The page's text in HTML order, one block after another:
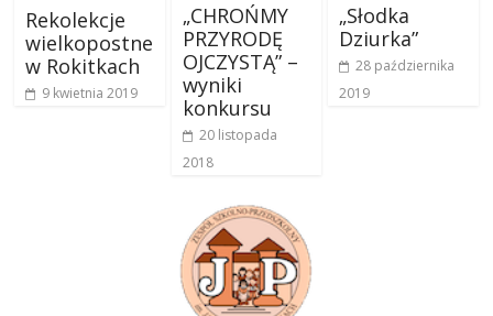
Rekolekcje
wielkopostne
w Rokitkach
9 kwietnia 2019
„CHROŃMY
PRZYRODĘ
OJCZYSTĄ” –
wyniki
konkursu
20 listopada
2018
„Słodka
Dziurka”
28 października
2019